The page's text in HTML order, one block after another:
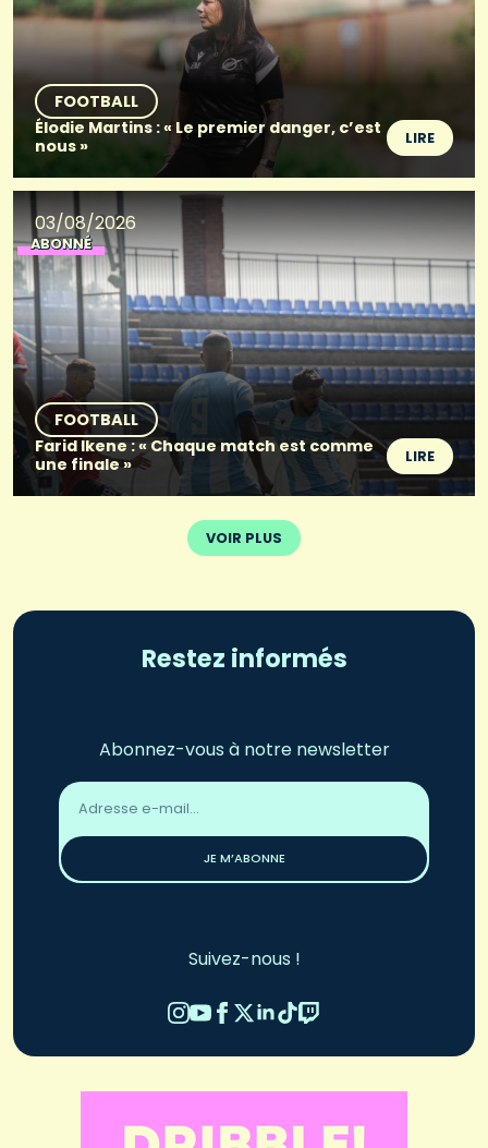
FOOTBALL
Élodie Martins : « Le premier danger, c’est
nous »
LIRE
03/08/2026
ABONNÉ
FOOTBALL
Farid Ikene : « Chaque match est comme
une finale »
LIRE
VOIR PLUS
Restez informés
Abonnez-vous à notre newsletter
Adresse
email
JE M’ABONNE
Suivez-nous !